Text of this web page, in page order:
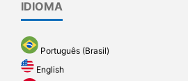
IDIOMA
Português (Brasil)
English